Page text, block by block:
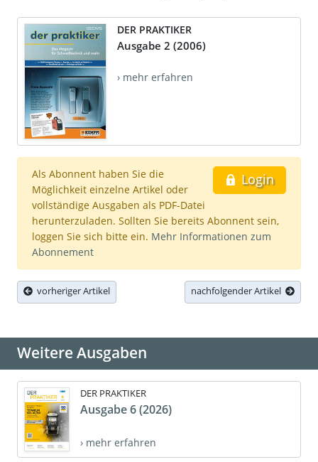
DER PRAKTIKER
Ausgabe 2 (2006)
› mehr erfahren
Login
Als Abonnent haben Sie die
Möglichkeit einzelne Artikel oder
vollständige Ausgaben als PDF-Datei
herunterzuladen. Sollten Sie bereits Abonnent sein,
loggen Sie sich bitte ein. Mehr Informationen zum
Abonnement
vorheriger Artikel nachfolgender Artikel
Weitere Ausgaben
DER PRAKTIKER
Ausgabe 6 (2026)
› mehr erfahren